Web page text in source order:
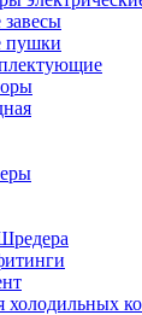
пушки
холодильных